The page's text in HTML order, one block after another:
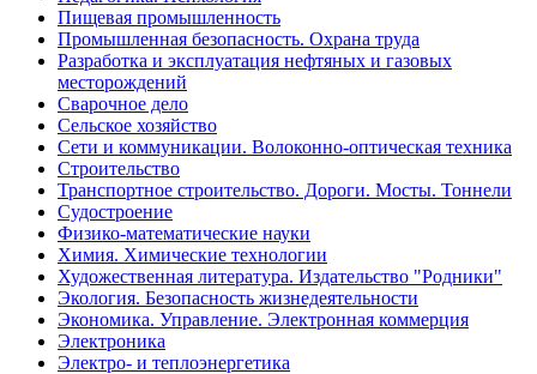
Пищевая промышленность
Промышленная безопасность. Охрана труда
Разработка и эксплуатация нефтяных и газовых
месторождений
Сварочное дело
Сельское хозяйство
Сети и коммуникации. Волоконно-оптическая техника
Строительство
Транспортное строительство. Дороги. Мосты. Тоннели
Судостроение
Физико-математические науки
Химия. Химические технологии
Художественная литература. Издательство "Родники"
Экология. Безопасность жизнедеятельности
Экономика. Управление. Электронная коммерция
Электроника
Электро- и теплоэнергетика